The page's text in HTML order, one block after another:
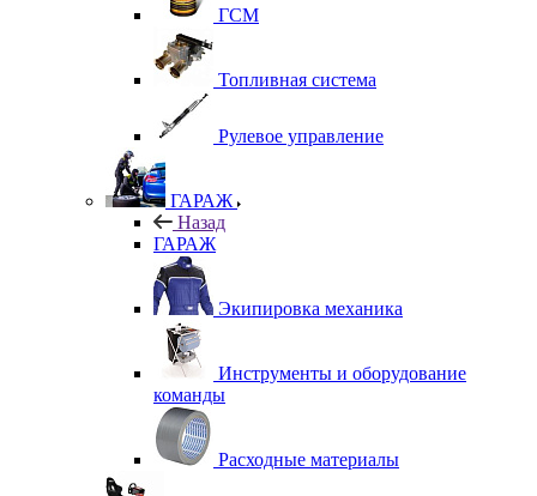
ГСМ
Топливная система
Рулевое управление
ГАРАЖ
Назад
ГАРАЖ
Экипировка механика
Инструменты и оборудование
команды
Расходные материалы